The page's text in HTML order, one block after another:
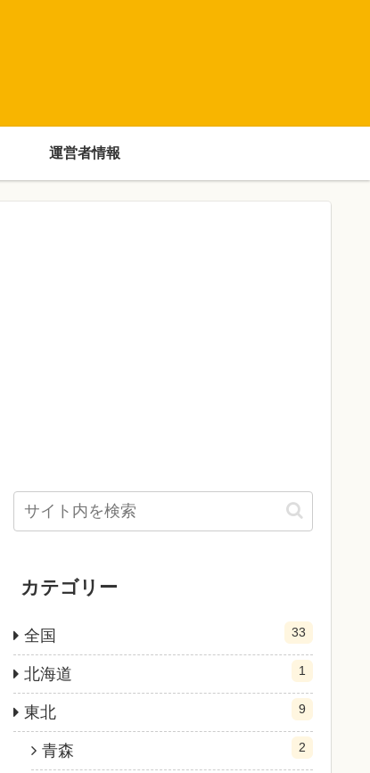
運営者情報
カテゴリー
全国 33
北海道 1
東北 9
青森 2